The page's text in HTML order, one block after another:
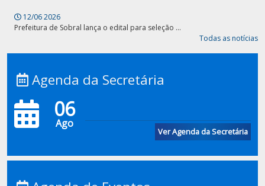
Retificação de
12/06 2026
Prefeitura de Sobral lança o edital para seleção ...
Todas as notícias
Agenda da Secretária
06
Ago
Ver Agenda da Secretária